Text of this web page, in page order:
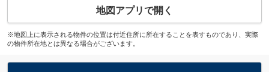
地図アプリで開く
※地図上に表示される物件の位置は付近住所に所在することを表すものであり、実際
の物件所在地とは異なる場合がございます。